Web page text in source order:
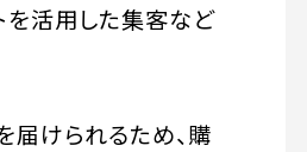
を活用した集客など
届けられるため、購